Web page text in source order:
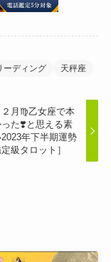
ーディング 天秤座
２月♍乙女座で本
た❣️と思える素
年下半期運勢
定級タロット］